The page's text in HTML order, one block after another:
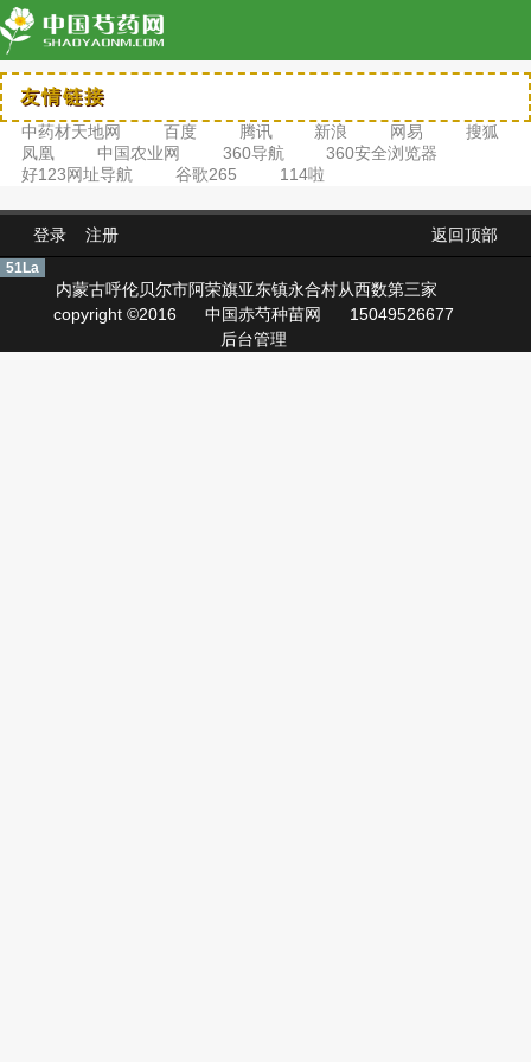
友情链接
中药材天地网 百度 腾讯 新浪 网易
搜狐
凤凰
中国农业网 360导航
360安全浏览器
好123网址导航
谷歌265 114啦
登录 注册 返回顶部
51La
内蒙古呼伦贝尔市阿荣旗亚东镇永合村从西数第三家
copyright ©2016
中国赤芍种苗网
15049526677
后台管理